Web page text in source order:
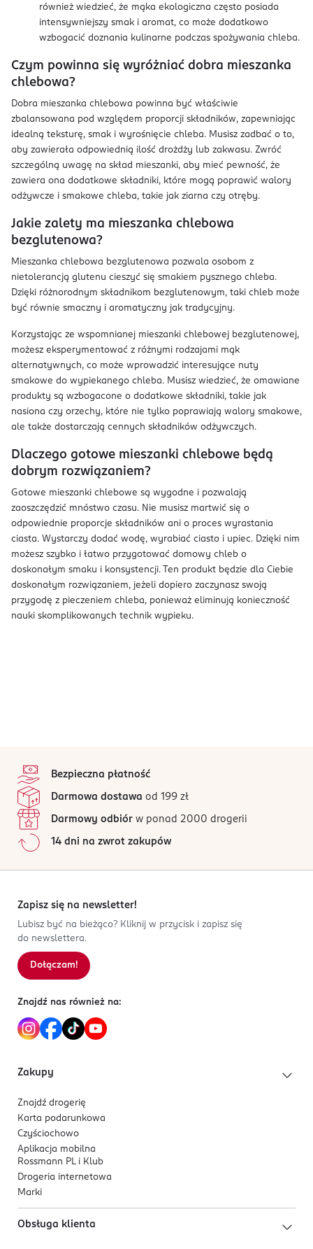
również wiedzieć, że mąka ekologiczna często posiada
intensywniejszy smak i aromat, co może dodatkowo
wzbogacić doznania kulinarne podczas spożywania chleba.
Czym powinna się wyróżniać dobra mieszanka
chlebowa?
Dobra mieszanka chlebowa powinna być właściwie
zbalansowana pod względem proporcji składników, zapewniając
idealną teksturę, smak i wyrośnięcie chleba. Musisz zadbać o to,
aby zawierała odpowiednią ilość drożdży lub zakwasu. Zwróć
szczególną uwagę na skład mieszanki, aby mieć pewność, że
zawiera ona dodatkowe składniki, które mogą poprawić walory
odżywcze i smakowe chleba, takie jak ziarna czy otręby.
Jakie zalety ma mieszanka chlebowa
bezglutenowa?
Mieszanka chlebowa bezglutenowa pozwala osobom z
nietolerancją glutenu cieszyć się smakiem pysznego chleba.
Dzięki różnorodnym składnikom bezglutenowym, taki chleb może
być równie smaczny i aromatyczny jak tradycyjny.
Korzystając ze wspomnianej mieszanki chlebowej bezglutenowej,
możesz eksperymentować z różnymi rodzajami mąk
alternatywnych, co może wprowadzić interesujące nuty
smakowe do wypiekanego chleba. Musisz wiedzieć, że omawiane
produkty są wzbogacone o dodatkowe składniki, takie jak
nasiona czy orzechy, które nie tylko poprawiają walory smakowe,
ale także dostarczają cennych składników odżywczych.
Dlaczego gotowe mieszanki chlebowe będą
dobrym rozwiązaniem?
Gotowe mieszanki chlebowe są wygodne i pozwalają
zaoszczędzić mnóstwo czasu. Nie musisz martwić się o
odpowiednie proporcje składników ani o proces wyrastania
ciasta. Wystarczy dodać wodę, wyrabiać ciasto i upiec. Dzięki nim
możesz szybko i łatwo przygotować domowy chleb o
doskonałym smaku i konsystencji. Ten produkt będzie dla Ciebie
doskonałym rozwiązaniem, jeżeli dopiero zaczynasz swoją
przygodę z pieczeniem chleba, ponieważ eliminują konieczność
nauki skomplikowanych technik wypieku.
Bezpieczna płatność
Darmowa dostawa od 199 zł
Darmowy odbiór w ponad 2000 drogerii
14 dni na zwrot zakupów
Zapisz się na newsletter!
Lubisz być na bieżąco? Kliknij w przycisk i zapisz się
do newslettera.
Dołączam!
Znajdź nas również na:
Zakupy
Znajdź drogerię
Karta podarunkowa
Czyściochowo
Aplikacja mobilna
Rossmann PL i Klub
Drogeria internetowa
Marki
Obsługa klienta